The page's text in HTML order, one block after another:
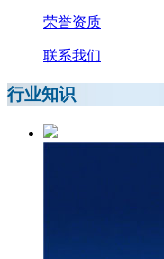
荣誉资质
联系我们
行业知识